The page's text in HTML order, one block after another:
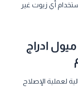
أي زيوت غير
ادراج
لعملية الإصلاح